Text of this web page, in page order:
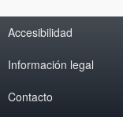
Accesibilidad
Información legal
Contacto